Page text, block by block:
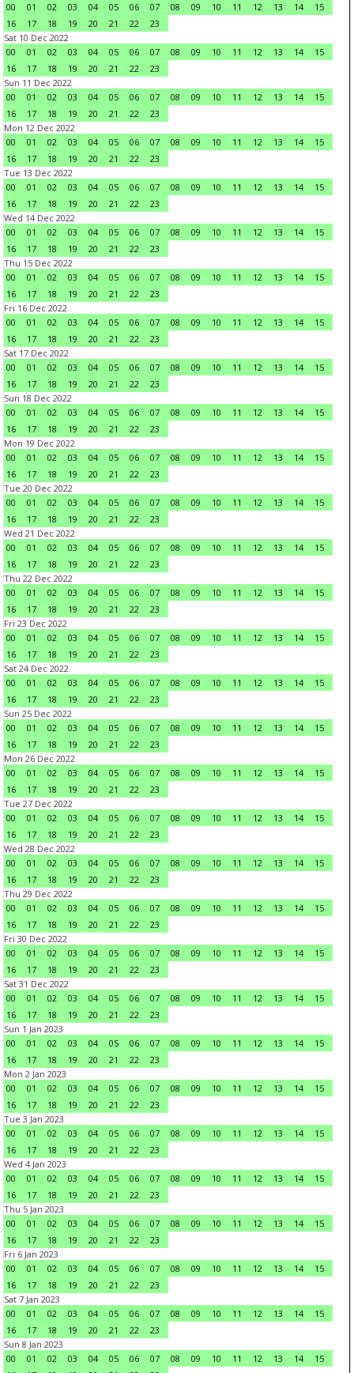
00
01 02 03 04 05 06 07 08 09 10 11 12 13 14
15
16
17 18 19 20 21 22
23
Sat 10 Dec 2022
00
01 02 03 04 05 06 07 08 09 10 11 12 13 14
15
16
17 18 19 20 21 22
23
Sun 11 Dec 2022
00
01 02 03 04 05 06 07 08 09 10 11 12 13 14
15
16
17 18 19 20 21 22
23
Mon 12 Dec 2022
00
01 02 03 04 05 06 07 08 09 10 11 12 13 14
15
16
17 18 19 20 21 22
23
Tue 13 Dec 2022
00
01 02 03 04 05 06 07 08 09 10 11 12 13 14
15
16
17 18 19 20 21 22
23
Wed 14 Dec 2022
00
01 02 03 04 05 06 07 08 09 10 11 12 13 14
15
16
17 18 19 20 21 22
23
Thu 15 Dec 2022
00
01 02 03 04 05 06 07 08 09 10 11 12 13 14
15
16
17 18 19 20 21 22
23
Fri 16 Dec 2022
00
01 02 03 04 05 06 07 08 09 10 11 12 13 14
15
16
17 18 19 20 21 22
23
Sat 17 Dec 2022
00
01 02 03 04 05 06 07 08 09 10 11 12 13 14
15
16
17 18 19 20 21 22
23
Sun 18 Dec 2022
00
01 02 03 04 05 06 07 08 09 10 11 12 13 14
15
16
17 18 19 20 21 22
23
Mon 19 Dec 2022
00
01 02 03 04 05 06 07 08 09 10 11 12 13 14
15
16
17 18 19 20 21 22
23
Tue 20 Dec 2022
00
01 02 03 04 05 06 07 08 09 10 11 12 13 14
15
16
17 18 19 20 21 22
23
Wed 21 Dec 2022
00
01 02 03 04 05 06 07 08 09 10 11 12 13 14
15
16
17 18 19 20 21 22
23
Thu 22 Dec 2022
00
01 02 03 04 05 06 07 08 09 10 11 12 13 14
15
16
17 18 19 20 21 22
23
Fri 23 Dec 2022
00
01 02 03 04 05 06 07 08 09 10 11 12 13 14
15
16
17 18 19 20 21 22
23
Sat 24 Dec 2022
00
01 02 03 04 05 06 07 08 09 10 11 12 13 14
15
16
17 18 19 20 21 22
23
Sun 25 Dec 2022
00
01 02 03 04 05 06 07 08 09 10 11 12 13 14
15
16
17 18 19 20 21 22
23
Mon 26 Dec 2022
00
01 02 03 04 05 06 07 08 09 10 11 12 13 14
15
16
17 18 19 20 21 22
23
Tue 27 Dec 2022
00
01 02 03 04 05 06 07 08 09 10 11 12 13 14
15
16
17 18 19 20 21 22
23
Wed 28 Dec 2022
00
01 02 03 04 05 06 07 08 09 10 11 12 13 14
15
16
17 18 19 20 21 22
23
Thu 29 Dec 2022
00
01 02 03 04 05 06 07 08 09 10 11 12 13 14
15
16
17 18 19 20 21 22
23
Fri 30 Dec 2022
00
01 02 03 04 05 06 07 08 09 10 11 12 13 14
15
16
17 18 19 20 21 22
23
Sat 31 Dec 2022
00
01 02 03 04 05 06 07 08 09 10 11 12 13 14
15
16
17 18 19 20 21 22
23
Sun 1 Jan 2023
00
01 02 03 04 05 06 07 08 09 10 11 12 13 14
15
16
17 18 19 20 21 22
23
Mon 2 Jan 2023
00
01 02 03 04 05 06 07 08 09 10 11 12 13 14
15
16
17 18 19 20 21 22
23
Tue 3 Jan 2023
00
01 02 03 04 05 06 07 08 09 10 11 12 13 14
15
16
17 18 19 20 21 22
23
Wed 4 Jan 2023
00
01 02 03 04 05 06 07 08 09 10 11 12 13 14
15
16
17 18 19 20 21 22
23
Thu 5 Jan 2023
00
01 02 03 04 05 06 07 08 09 10 11 12 13 14
15
16
17 18 19 20 21 22
23
Fri 6 Jan 2023
00
01 02 03 04 05 06 07 08 09 10 11 12 13 14
15
16
17 18 19 20 21 22
23
Sat 7 Jan 2023
00
01 02 03 04 05 06 07 08 09 10 11 12 13 14
15
16
17 18 19 20 21 22
23
Sun 8 Jan 2023
00
01 02 03 04 05 06 07 08 09 10 11 12 13 14
15